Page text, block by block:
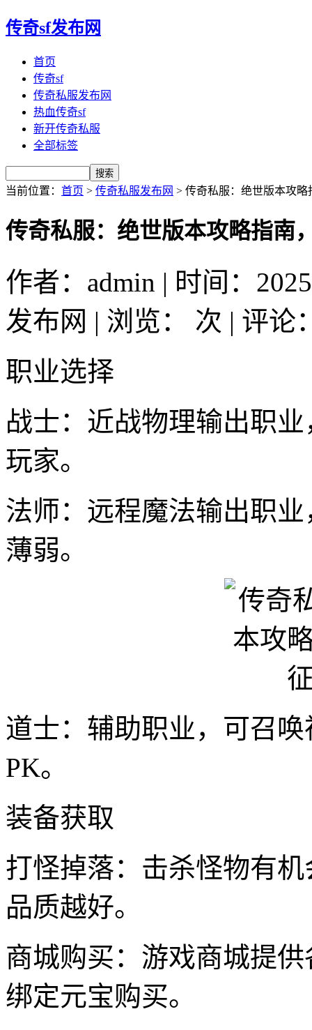
传奇sf发布网
首页
传奇sf
传奇私服发布网
热血传奇sf
新开传奇私服
全部标签
当前位置： 首页 > 传奇私服发布网 > 传奇私服：绝世版本攻
传奇私服：绝世版本攻略指南
作者：admin | 时间：
发布网 | 浏览：
次 | 评论
职业选择
战士：近战物理输出职
玩家。
法师：远程魔法输出职
薄弱。
道士：辅助职业，可召
PK。
装备获取
打怪掉落：击杀怪物有
品质越好。
商城购买：游戏商城提
绑定元宝购买。